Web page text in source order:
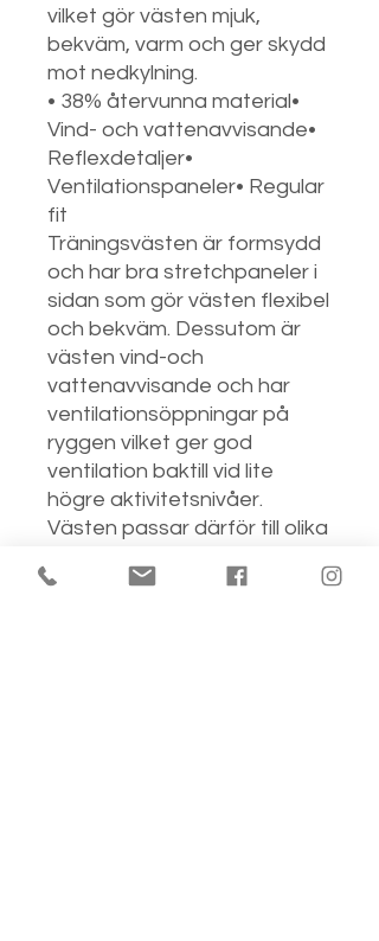
vilket gör västen mjuk,
bekväm, varm och ger skydd
mot nedkylning.
• 38% återvunna material•
Vind- och vattenavvisande•
Reflexdetaljer•
Ventilationspaneler• Regular
fit
Träningsvästen är formsydd
och har bra stretchpaneler i
sidan som gör västen flexibel
och bekväm. Dessutom är
västen vind-och
vattenavvisande och har
ventilationsöppningar på
ryggen vilket ger god
ventilation baktill vid lite
högre aktivitetsnivåer.
Västen passar därför till olika
fodrad träningsväst har